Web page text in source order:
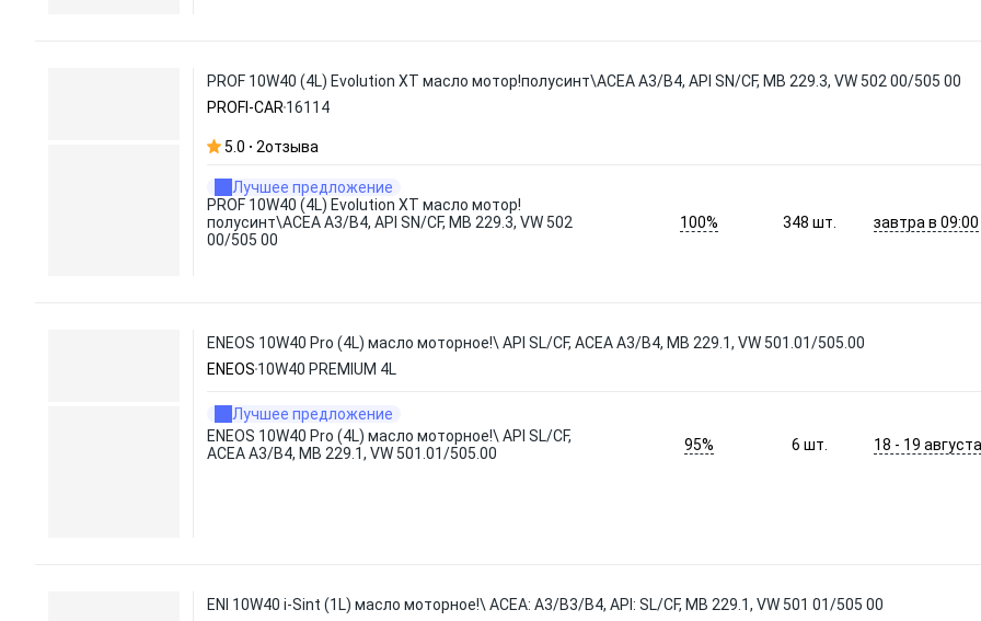
PROF 10W40 (4L) Evolution XT масло мотор!полусинт\ACEA A3/B4, API SN/CF, MB 229.3, VW 502 00/505 00
PROFI-CAR 16114
5.0 2отзыва
Лучшее предложение
PROF 10W40 (4L) Evolution XT масло мотор!
полусинт\ACEA A3/B4, API SN/CF, MB 229.3, VW 502
00/505 00
100% 348шт. завтра в 09:00
ENEOS 10W40 Pro (4L) масло моторное!\ API SL/CF, ACEA A3/B4, MB 229.1, VW 501.01/505.00
ENEOS 10W40 PREMIUM 4L
Лучшее предложение
ENEOS 10W40 Pro (4L) масло моторное!\ API SL/CF,
ACEA A3/B4, MB 229.1, VW 501.01/505.00
95% 6шт. 18 - 19 августа
ENI 10W40 i-Sint (1L) масло моторное!\ ACEA: A3/B3/B4, API: SL/CF, MB 229.1, VW 501 01/505 00